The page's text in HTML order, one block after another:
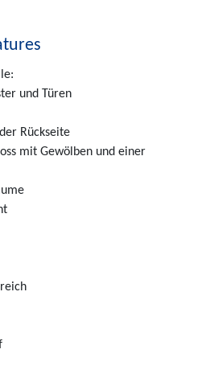
und Türen
Rückseite
mit Gewölben und einer